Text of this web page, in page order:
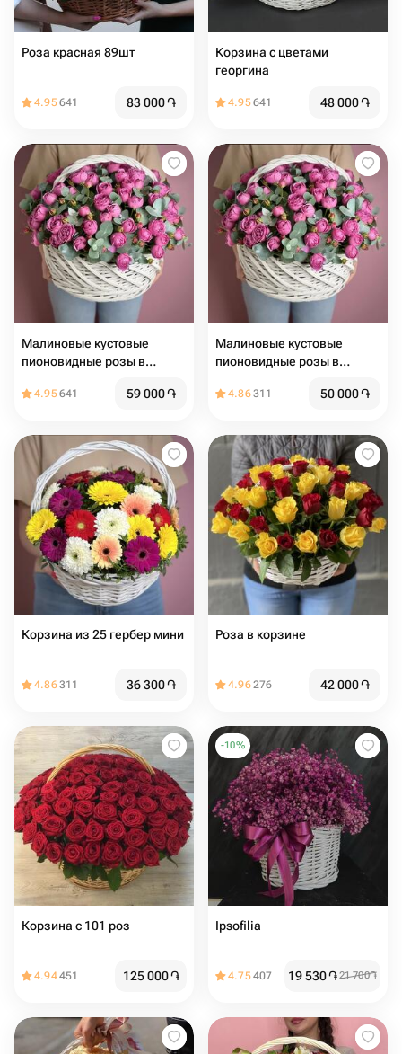
Роза красная 89шт
4.95641 83 000֏
Корзина с цветами
георгина
4.95641 48 000֏
Малиновые кустовые
пионовидные розы в
4.95641 59 000֏
Малиновые кустовые
пионовидные розы в
4.86311 50 000֏
Корзина из 25 гербер мини
4.86311 36 300֏
Роза в корзине
4.96276 42 000֏
Корзина с 101 роз
4.94451 125 000֏
-10%
Ipsofilia
4.75407 19 530֏21 700֏